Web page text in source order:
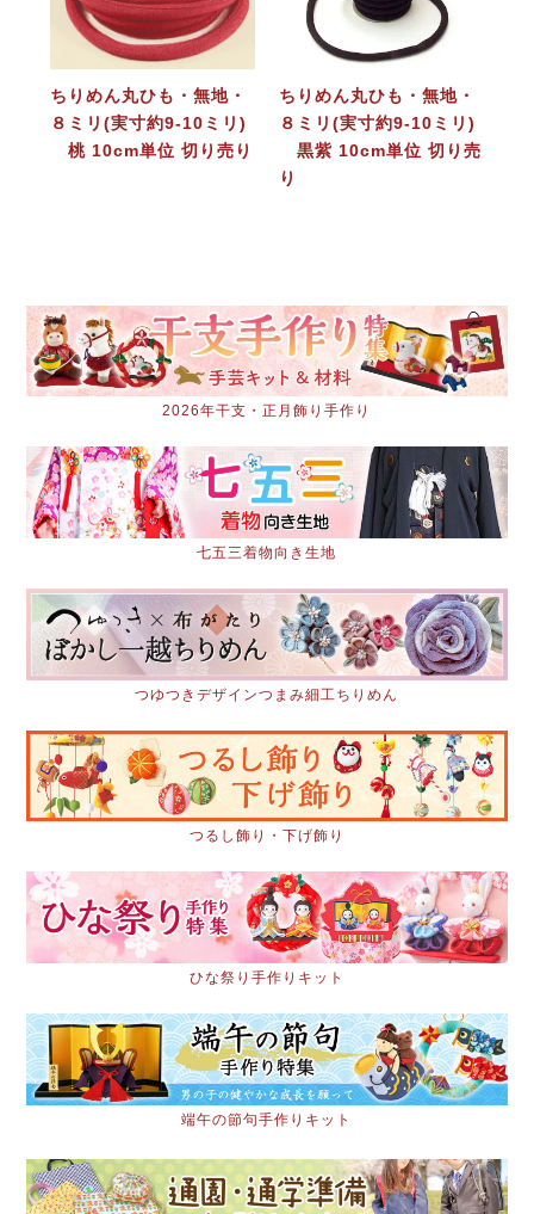
ちりめん丸ひも・無地・
８ミリ(実寸約9-10ミリ)
桃 10cm単位 切り売り
ちりめん丸ひも・無地・
８ミリ(実寸約9-10ミリ)
黒紫 10cm単位 切り売
り
2026年干支・正月飾り手作り
七五三着物向き生地
つゆつきデザインつまみ細工ちりめん
つるし飾り・下げ飾り
ひな祭り手作りキット
端午の節句手作りキット